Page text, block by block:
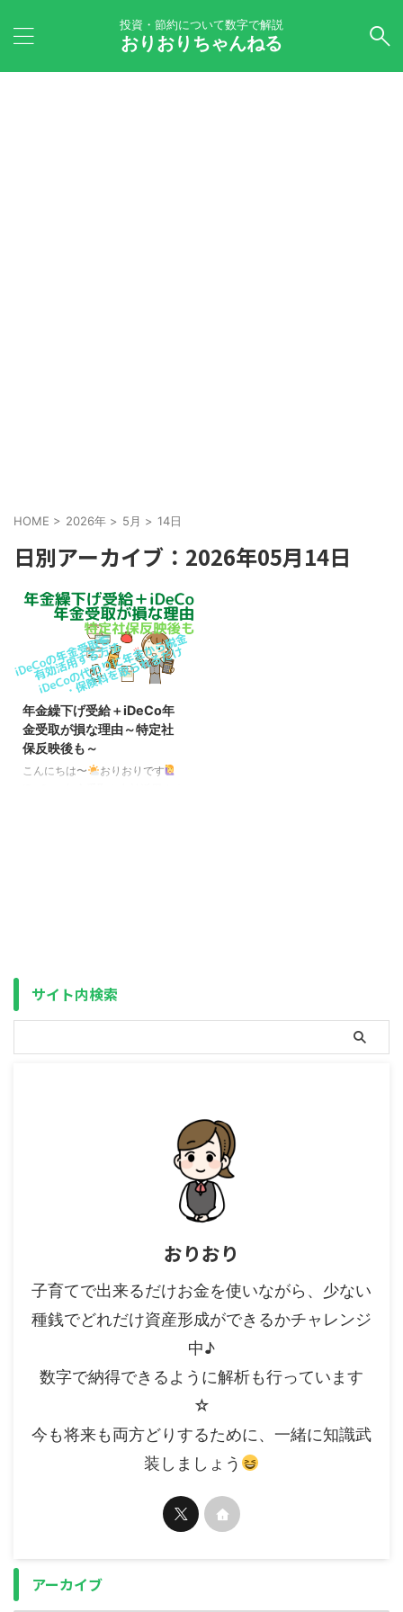
投資・節約について数字で解説
おりおりちゃんねる
HOME > 2026年 > 5月 > 14日
日別アーカイブ：2026年05月14日
年金繰下げ受給＋iDeCo年
金受取が損な理由～特定社
保反映後も～
こんにちは〜
おりおりです
除の範囲内であればどちらも非課
税（保険料アップも無し）です。
ですので、「一時金＋年金」で両
出した部分は ...
サイト内検索
おりおり
子育てで出来るだけお金を使いながら、少ない
種銭でどれだけ資産形成ができるかチャレンジ
中♪
数字で納得できるように解析も行っています
☆
今も将来も両方どりするために、一緒に知識武
装しましょう
アーカイブ